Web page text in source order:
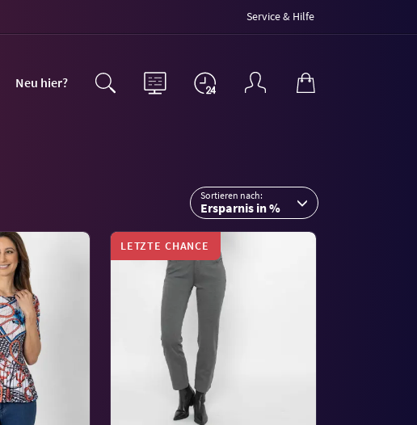
Service & Hilfe
Neu hier?
Sortieren nach:
Ersparnis in %
LETZTE CHANCE